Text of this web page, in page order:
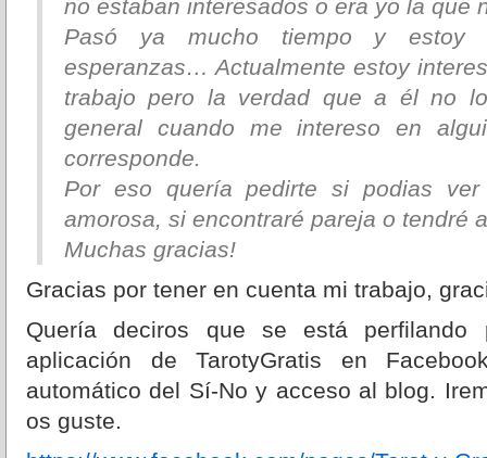
no estaban interesados o era yo la que
Pasó ya mucho tiempo y estoy
esperanzas… Actualmente estoy
trabajo pero la verdad que a él no
general cuando me intereso en
corresponde.
Por eso quería pedirte si podias
amorosa, si encontraré pareja o tendré
Muchas gracias!
Gracias por tener en cuenta mi trabajo,
Quería deciros que se está
aplicación de TarotyGratis en
automático del Sí-No y acceso al blog.
os guste.